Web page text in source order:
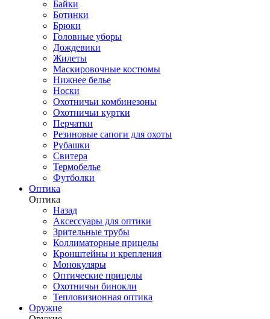
Байки
Ботинки
Брюки
Головные уборы
Дождевики
Жилеты
Маскировочные костюмы
Нижнее белье
Носки
Охотничьи комбинезоны
Охотничьи куртки
Перчатки
Резиновые сапоги для охоты
Рубашки
Свитера
Термобелье
Футболки
Оптика
Оптика
Назад
Аксессуары для оптики
Зрительные трубы
Коллиматорные прицелы
Кронштейны и крепления
Монокуляры
Оптические прицелы
Охотничьи бинокли
Тепловизионная оптика
Оружие